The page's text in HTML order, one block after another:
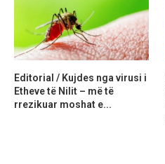
Editorial / Kujdes nga virusi i
Etheve të Nilit – më të
rrezikuar moshat e...